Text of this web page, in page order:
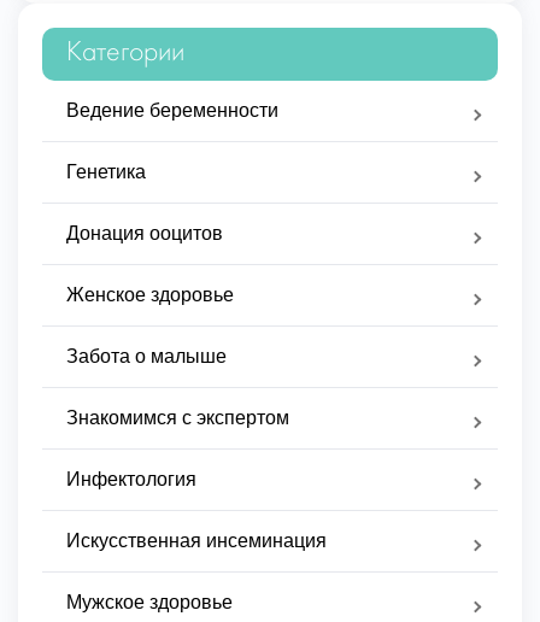
Категории
Ведение беременности
Генетика
Донация ооцитов
Женское здоровье
Забота о малыше
Знакомимся с экспертом
Инфектология
Искусственная инсеминация
Мужское здоровье